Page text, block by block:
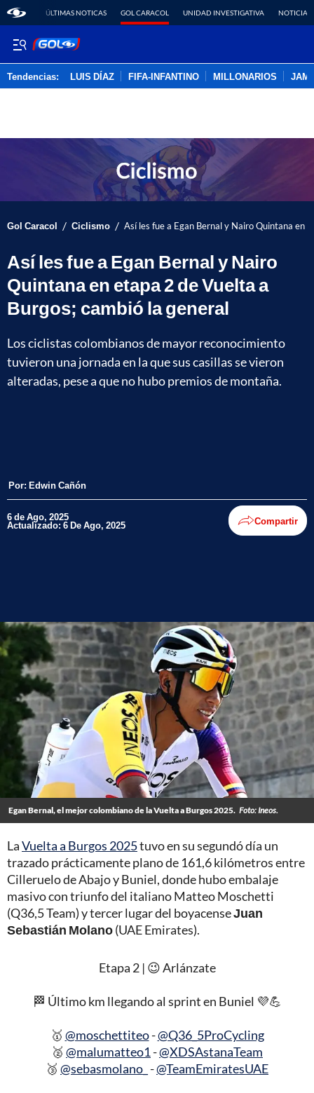
ÚLTIMAS NOTICAS GOL CARACOL UNIDAD INVESTIGATIVA NOTICIAS
Tendencias: LUIS DÍAZ FIFA-INFANTINO MILLONARIOS
Gol Caracol / Ciclismo / Así les fue a Egan Bernal y Nairo Quintana en
Así les fue a Egan Bernal y Nairo
Quintana en etapa 2 de Vuelta a
Burgos; cambió la general
Los ciclistas colombianos de mayor reconocimiento
tuvieron una jornada en la que sus casillas se vieron
alteradas, pese a que no hubo premios de montaña.
Por: Edwin Cañón
6 de Ago, 2025
Actualizado: 6 De Ago, 2025 Compartir
Egan Bernal, el mejor colombiano de la Vuelta a Burgos 2025. Foto: Ineos.
LaVuelta a Burgos 2025tuvo en su segundó día un
trazado prácticamente plano de 161,6 kilómetros entre
Cilleruelo de Abajo y Buniel, donde hubo embalaje
masivo con triunfo del italiano Matteo Moschetti
(Q36,5 Team) y tercer lugar del boyacenseJuan
Sebastián Molano(UAE Emirates).
Etapa 2 | 😉 Arlánzate
🏁 Último km llegando al sprint en Buniel 💜💪
🥇 @moschettiteo-@Q36_5ProCycling
🥈 @malumatteo1-@XDSAstanaTeam
🥉 @sebasmolano_ -@TeamEmiratesUAE